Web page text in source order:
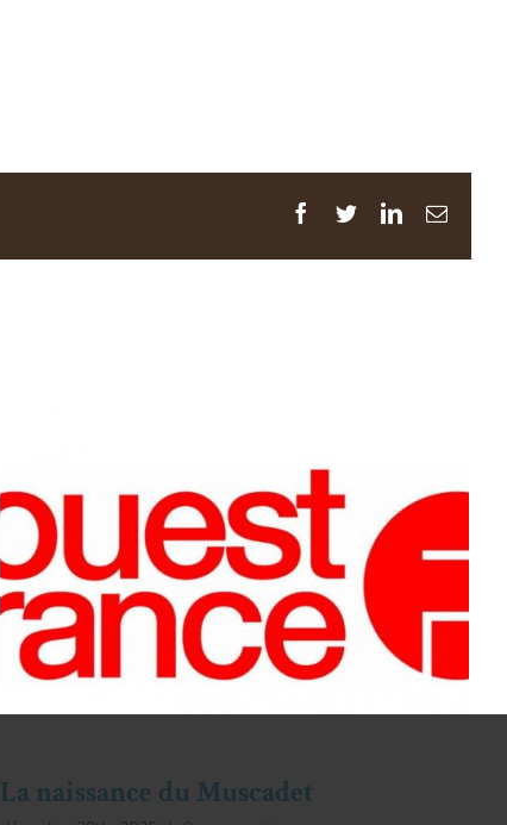
Facebook
TwitterLinkedinEmail
La naissance du Muscadet